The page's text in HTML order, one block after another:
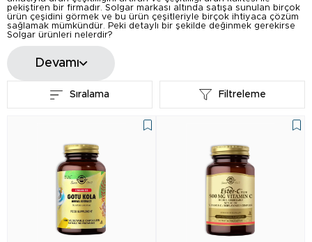
pekiştiren bir firmadır. Solgar markası altında satışa sunulan birçok
ürün çeşidini görmek ve bu ürün çeşitleriyle birçok ihtiyaca çözüm
sağlamak mümkündür. Peki detaylı bir şekilde değinmek gerekirse
Solgar ürünleri nelerdir?
...
Devamını Oku
Devamı
Filtreleme
Sıralama